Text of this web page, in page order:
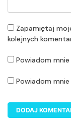
Zapamiętaj
kolejnych
Powiadom
Powiadom